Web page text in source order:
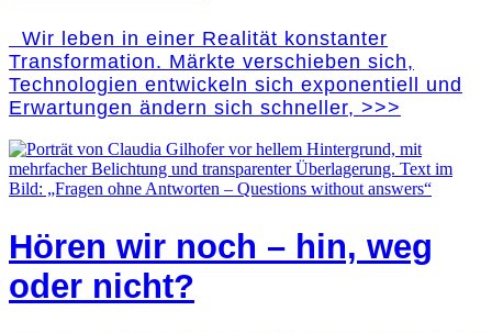
Wir leben in einer Realität konstanter
Transformation. Märkte verschieben sich,
Technologien entwickeln sich exponentiell und
Erwartungen ändern sich schneller, >>>
Hören wir noch – hin, weg
oder nicht?